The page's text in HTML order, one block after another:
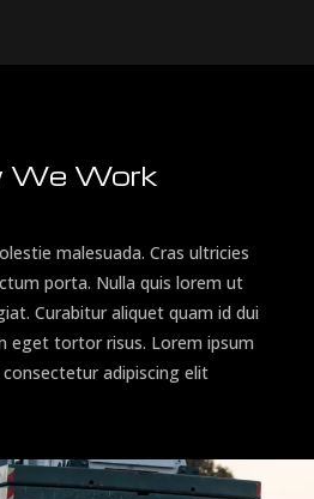
We Work
malesuada. Cras ultricies
porta. Nulla quis lorem ut
Curabitur aliquet quam id dui
eget tortor risus. Lorem ipsum
adipiscing elit